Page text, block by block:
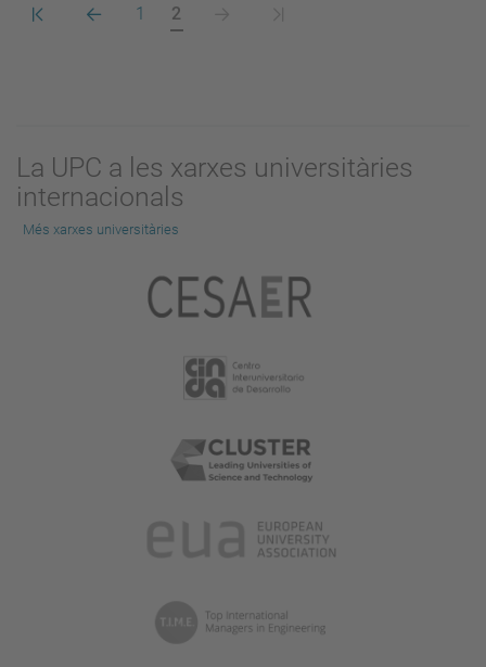
Primera
Pàgina
Pàgina
1
Pàgina
actual
2
La UPC a les xarxes universitàries
internacionals
Més xarxes universitàries